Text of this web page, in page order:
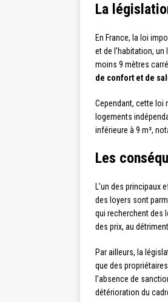
La
En France, la loi
et de l’habitation,
moins 9 mètres
de confort et de
Cependant, cette loi
logements
inférieure à 9 m²,
Les
L’un des principaux
des loyers sont
qui recherchent des
des prix, au
Par ailleurs, la
que des
l’absence de
détérioration du